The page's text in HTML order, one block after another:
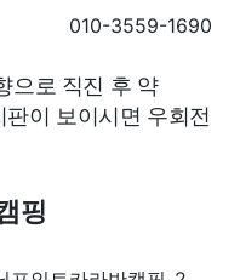
010-3559-1690
으로 직진 후 약
이 보이시면 우회전
핑